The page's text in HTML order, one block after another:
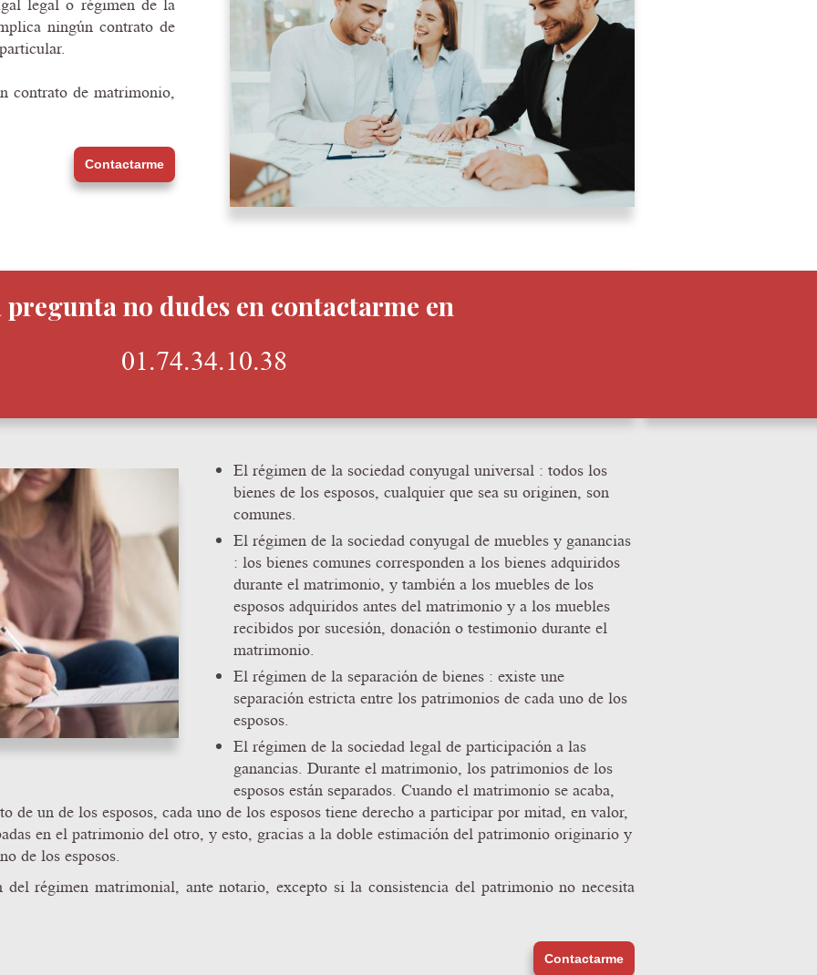
legal o régimen de la
ningún contrato de
contrato de matrimonio,
Contactarme
pregunta no dudes en contactarme en
01.74.34.10.38
El régimen de la sociedad conyugal universal : todos los
bienes de los esposos, cualquier que sea su originen, son
comunes.
El régimen de la sociedad conyugal de muebles y ganancias
: los bienes comunes corresponden a los bienes adquiridos
durante el matrimonio, y también a los muebles de los
esposos adquiridos antes del matrimonio y a los muebles
recibidos por sucesión, donación o testimonio durante el
matrimonio.
El régimen de la separación de bienes : existe une
separación estricta entre los patrimonios de cada uno de los
esposos.
El régimen de la sociedad legal de participación a las
ganancias. Durante el matrimonio, los patrimonios de los
esposos están separados. Cuando el matrimonio se acaba,
un de los esposos, cada uno de los esposos tiene derecho a participar por mitad, en valor,
en el patrimonio del otro, y esto, gracias a la doble estimación del patrimonio originario y
de los esposos.
régimen matrimonial, ante notario, excepto si la consistencia del patrimonio no necesita
Contactarme